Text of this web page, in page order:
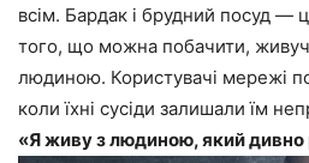
всім. Бардак і брудний посуд —
того, що можна побачити,
людиною. Користувачі мережі
коли їхні сусіди залишали їм
«Я живу з людиною, який дивно